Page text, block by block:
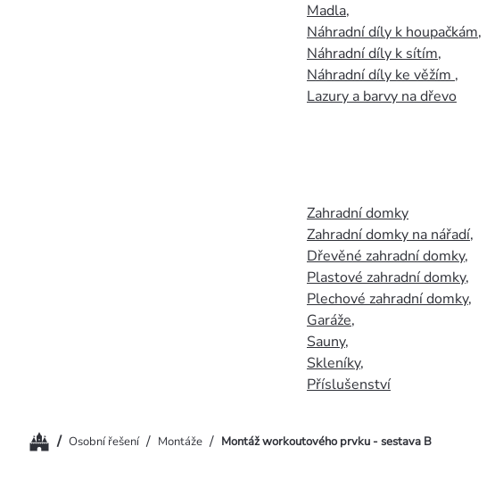
Madla,
Náhradní díly k houpačkám,
Náhradní díly k sítím,
Náhradní díly ke věžím ,
Lazury a barvy na dřevo
Zahradní domky
Zahradní domky na nářadí,
Dřevěné zahradní domky,
Plastové zahradní domky,
Plechové zahradní domky,
Garáže,
Sauny,
Skleníky,
Příslušenství
Domů/ Osobní řešení / Montáže / Montáž workoutového prvku - sestava B